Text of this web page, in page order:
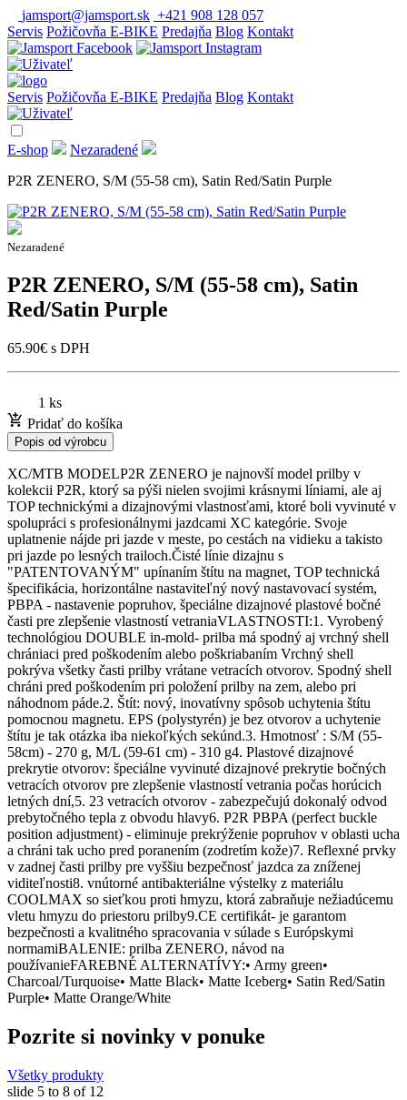
jamsport@jamsport.sk +421 908 128 057
Servis Požičovňa E-BIKE Predajňa Blog Kontakt
Servis Požičovňa E-BIKE Predajňa Blog Kontakt
E-shop
Nezaradené
P2R ZENERO, S/M (55-58 cm), Satin Red/Satin Purple
Nezaradené
P2R ZENERO, S/M (55-58 cm), Satin
Red/Satin Purple
65.90€ s DPH
1 ks
Pridať do košíka
Popis od výrobcu
XC/MTB MODELP2R ZENERO je najnovší model prilby v
kolekcii P2R, ktorý sa pýši nielen svojimi krásnymi líniami, ale aj
TOP technickými a dizajnovými vlastnosťami, ktoré boli vyvinuté v
spolupráci s profesionálnymi jazdcami XC kategórie. Svoje
uplatnenie nájde pri jazde v meste, po cestách na vidieku a takisto
pri jazde po lesných trailoch.Čisté línie dizajnu s
"PATENTOVANÝM" upínaním štítu na magnet, TOP technická
špecifikácia, horizontálne nastaviteľný nový nastavovací systém,
PBPA - nastavenie popruhov, špeciálne dizajnové plastové bočné
časti pre zlepšenie vlastností vetraniaVLASTNOSTI:1. Vyrobený
technológiou DOUBLE in-mold- prilba má spodný aj vrchný shell
chrániaci pred poškodením alebo poškriabaním Vrchný shell
pokrýva všetky časti prilby vrátane vetracích otvorov. Spodný shell
chráni pred poškodením pri položení prilby na zem, alebo pri
náhodnom páde.2. Štít: nový, inovatívny spôsob uchytenia štítu
pomocnou magnetu. EPS (polystyrén) je bez otvorov a uchytenie
štítu je tak otázka iba niekoľkých sekúnd.3. Hmotnosť : S/M (55-
58cm) - 270 g, M/L (59-61 cm) - 310 g4. Plastové dizajnové
prekrytie otvorov: špeciálne vyvinuté dizajnové prekrytie bočných
vetracích otvorov pre zlepšenie vlastností vetrania počas horúcich
letných dní,5. 23 vetracích otvorov - zabezpečujú dokonalý odvod
prebytočného tepla z obvodu hlavy6. P2R PBPA (perfect buckle
position adjustment) - eliminuje prekrýženie popruhov v oblasti ucha
a chráni tak ucho pred poranením (zodretím kože)7. Reflexné prvky
v zadnej časti prilby pre vyššiu bezpečnosť jazdca za zníženej
viditeľnosti8. vnútorné antibakteriálne výstelky z materiálu
COOLMAX so sieťkou proti hmyzu, ktorá zabraňuje nežiadúcemu
vletu hmyzu do priestoru prilby9.CE certifikát- je garantom
bezpečnosti a kvalitného spracovania v súlade s Európskymi
normamiBALENIE: prilba ZENERO, návod na
používanieFAREBNÉ ALTERNATÍVY:• Army green•
Charcoal/Turquoise• Matte Black• Matte Iceberg• Satin Red/Satin
Purple• Matte Orange/White
Pozrite si novinky v ponuke
Všetky produkty
slide 5 to 8 of 12